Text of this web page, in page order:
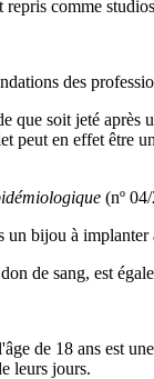
comme
des
que soit jeté après
peut en effet être
(nº
bijou à implanter
de sang, est
de 18 ans est
leurs jours.